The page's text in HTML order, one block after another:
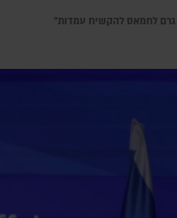
גרם לחמאס להקשיח עמדות"